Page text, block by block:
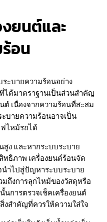
งยนต์และ
อน
ะบายความร้อนอย่าง
ที่ได้มาตราฐานเป็นส่วนสำคัญ
ต์ เนื่องจากความร้อนที่สะสม
บายความร้อนอาจเป็น
ไหม้รถได้
สูง และหากระบบระบาย
ทธิภาพ เครื่องยนต์ร้อนจัด
ำไปสู่ปัญหาระบบระบาย
ถึงการลุกไหม้ของวัสดุหรือ
นการตรวจเช็คเครื่องยนต์
งสำคัญที่ควรให้ความใส่ใจ